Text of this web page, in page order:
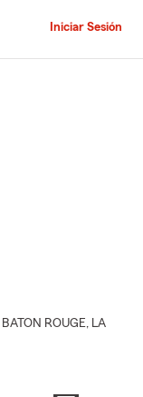
Iniciar Sesión
BATON ROUGE, LA